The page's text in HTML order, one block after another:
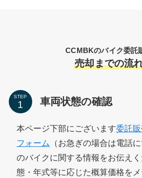
CCMBKのバイク委託
売却までの流
STEP 車両状態の確認
本ページ下部にございます委託
フォーム （お急ぎの場合は電話
のバイクに関する情報をお伝え
態・年式等に応じた概算価格を